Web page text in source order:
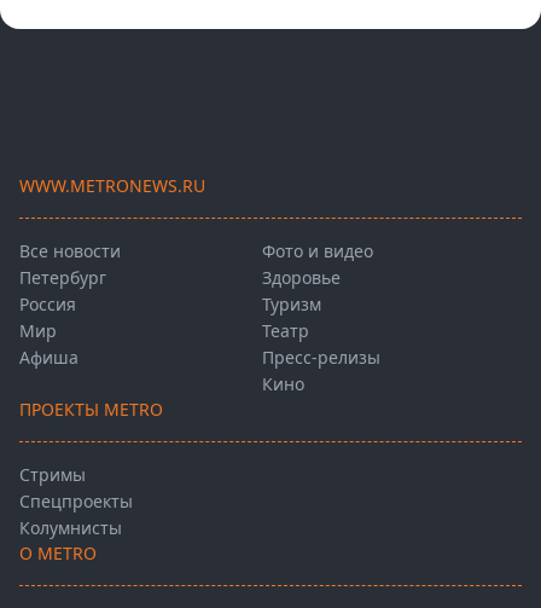
WWW.METRONEWS.RU
Все новости
Петербург
Россия
Мир
Афиша
Фото и видео
Здоровье
Туризм
Театр
Пресс-релизы
Кино
ПРОЕКТЫ METRO
Стримы
Спецпроекты
Колумнисты
О METRO